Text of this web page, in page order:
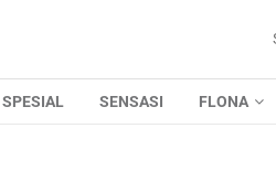
SPESIAL SENSASI FLONA